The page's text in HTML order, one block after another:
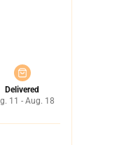
Delivered
11 - Aug. 18